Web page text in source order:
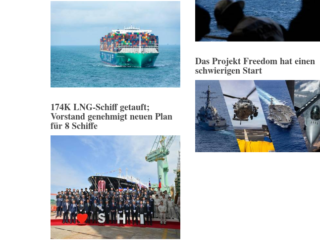
174K LNG-Schiff getauft;
Vorstand genehmigt neuen Plan
für 8 Schiffe
Das Projekt Freedom hat einen
schwierigen Start